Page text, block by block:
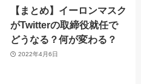
【まとめ】イーロンマスク
がTwitterの取締役就任で
どうなる？何が変わる？
2022年4月6日